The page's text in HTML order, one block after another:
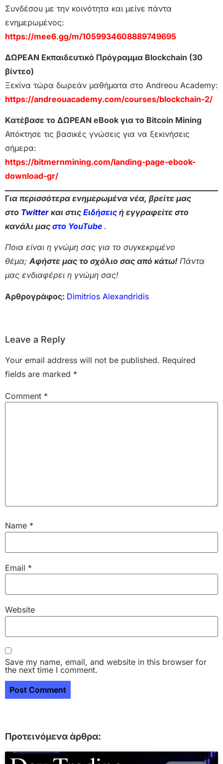
Συνδέσου με την κοινότητα και μείνε πάντα
ενημερωμένος:
https://mee6.gg/m/1059934608889749695
ΔΩΡΕΑΝ Εκπαιδευτικό Πρόγραμμα Blockchain (30
βίντεο)
Ξεκίνα τώρα δωρεάν μαθήματα στο Andreou Academy:
https://andreouacademy.com/courses/blockchain-2/
Κατέβασε το ΔΩΡΕΑΝ eBook για το Bitcoin Mining
Απόκτησε τις βασικές γνώσεις για να ξεκινήσεις
σήμερα:
https://bitmernmining.com/landing-page-ebook-
download-gr/
Για περισσότερα ενημερωμένα νέα, βρείτε μας
στο Twitter και στις Ειδήσεις ή εγγραφείτε στο
κανάλι μας στο YouTube .
Ποια είναι η γνώμη σας για το συγκεκριμένο
θέμα;Αφήστε μας το σχόλιο σας από κάτω! Πάντα
μας ενδιαφέρει η γνώμη σας!
Αρθρογράφος: Dimitrios Alexandridis
Leave a Reply
Your email address will not be published. Required
fields are marked *
Comment *
Name *
Email *
Website
Save my name, email, and website in this browser for
the next time I comment.
Προτεινόμενα άρθρα: